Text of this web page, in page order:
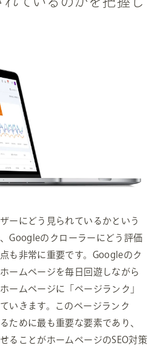
ーにどう見られているかという
Googleのクローラーにどう評価
も非常に重要です。Googleのク
ームページを毎日回遊しながら
ームページに「ページランク」
いきます。このページランク
ために最も重要な要素であり、
ることがホームページのSEO対策